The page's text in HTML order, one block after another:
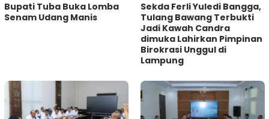
Bupati Tuba Buka Lomba
Senam Udang Manis
Sekda Ferli Yuledi Bangga,
Tulang Bawang Terbukti
Jadi Kawah Candra
dimuka Lahirkan Pimpinan
Birokrasi Unggul di
Lampung